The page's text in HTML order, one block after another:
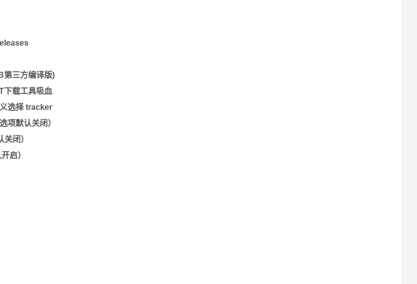
三方编译版)
下载工具吸血
选择 tracker
项默认关闭）
闭）
启）